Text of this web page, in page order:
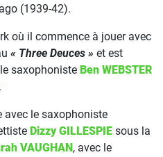
(1939-42).
où il commence à jouer avec
« Three Deuces » et est
saxophoniste Ben WEBSTER
.
avec le saxophoniste
Dizzy GILLESPIE sous la
VAUGHAN , avec le